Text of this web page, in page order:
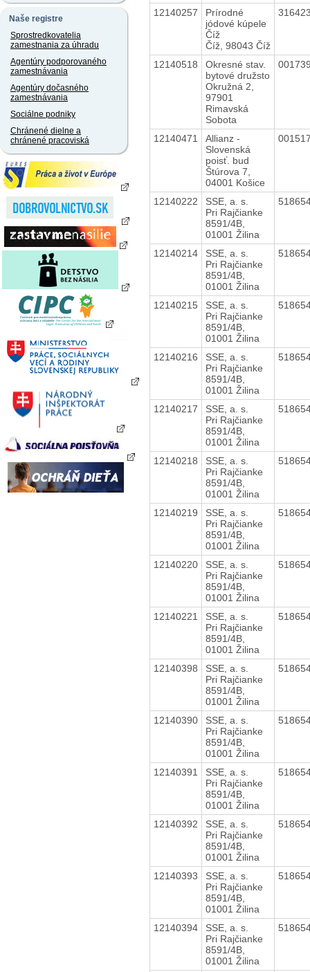
Naše registre
Sprostredkovatelia
zamestnania za úhradu
Agentúry podporovaného
zamestnávania
Agentúry dočasného
zamestnávania
Sociálne podniky
Chránené dielne a
chránené pracoviská
12140257
Prírodné
jódové kúpele
Číž
Číž, 98043 Číž
12140518
Okresné stav.
bytové družsto
Okružná 2,
97901
Rimavská
Sobota
12140471
Allianz -
Slovenská
poisť. bud
Štúrova 7,
04001 Košice
12140222
SSE, a. s.
Pri Rajčianke
8591/4B,
01001 Žilina
12140214
SSE, a. s.
Pri Rajčianke
8591/4B,
01001 Žilina
12140215
SSE, a. s.
Pri Rajčianke
8591/4B,
01001 Žilina
12140216
SSE, a. s.
Pri Rajčianke
8591/4B,
01001 Žilina
12140217
SSE, a. s.
Pri Rajčianke
8591/4B,
01001 Žilina
12140218
SSE, a. s.
Pri Rajčianke
8591/4B,
01001 Žilina
12140219
SSE, a. s.
Pri Rajčianke
8591/4B,
01001 Žilina
12140220
SSE, a. s.
Pri Rajčianke
8591/4B,
01001 Žilina
12140221
SSE, a. s.
Pri Rajčianke
8591/4B,
01001 Žilina
12140398
SSE, a. s.
Pri Rajčianke
8591/4B,
01001 Žilina
12140390
SSE, a. s.
Pri Rajčianke
8591/4B,
01001 Žilina
12140391
SSE, a. s.
Pri Rajčianke
8591/4B,
01001 Žilina
12140392
SSE, a. s.
Pri Rajčianke
8591/4B,
01001 Žilina
12140393
SSE, a. s.
Pri Rajčianke
8591/4B,
01001 Žilina
12140394
SSE, a. s.
Pri Rajčianke
8591/4B,
01001 Žilina